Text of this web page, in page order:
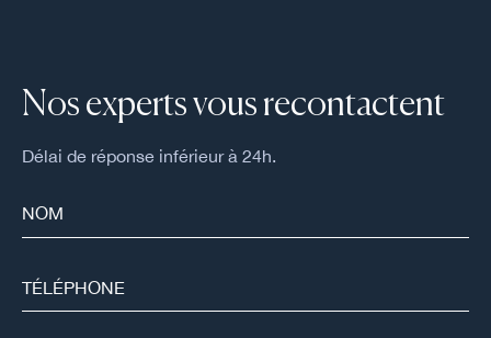
Nos experts vous recontactent
Délai de réponse inférieur à 24h.